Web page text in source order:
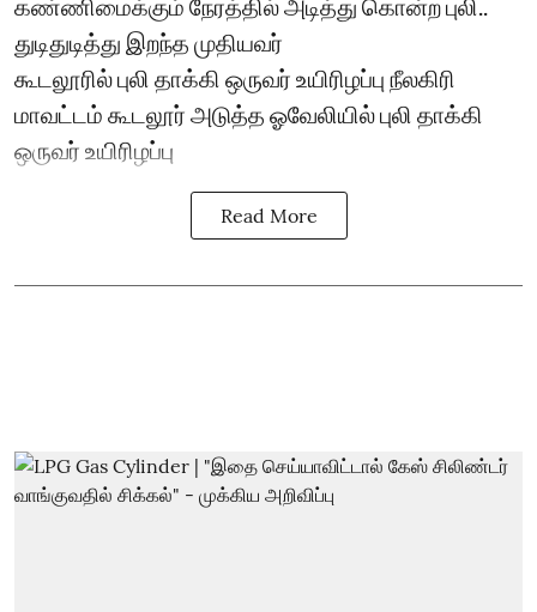
கண்ணிமைக்கும் நேரத்தில் அடித்து கொன்ற புலி..
துடிதுடித்து இறந்த முதியவர்
கூடலூரில் புலி தாக்கி ஒருவர் உயிரிழப்பு நீலகிரி
மாவட்டம் கூடலூர் அடுத்த ஓவேலியில் புலி தாக்கி
ஒருவர் உயிரிழப்பு
Read More